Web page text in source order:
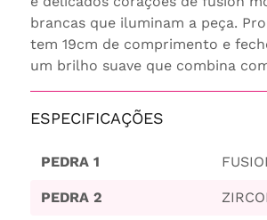
brancas que iluminam a peça.
tem 19cm de comprimento e
um brilho suave que combina
ESPECIFICAÇÕES
PEDRA 1
PEDRA 2